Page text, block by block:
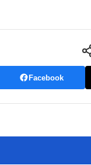
Facebook